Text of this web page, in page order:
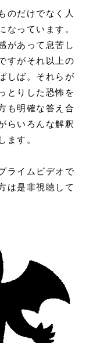
のだけでなく人
なっています。
があって息苦し
すがそれ以上の
しば。それらが
とりした恐怖を
も明確な答え合
らいろんな解釈
ます。
ライムビデオで
は是非視聴して